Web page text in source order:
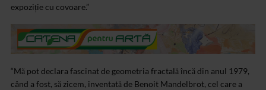
expoziție cu covoare.”
“Mă pot declara fascinat de geometria fractală încă din anul 1979,
când a fost, să zicem, inventată de Benoit Mandelbrot, cel care a